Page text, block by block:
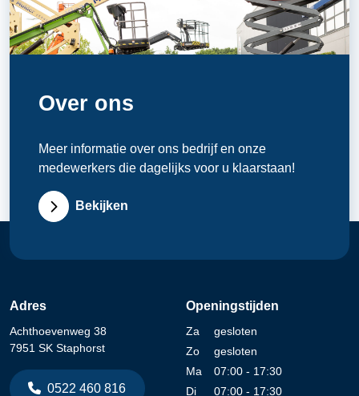
Over ons
Meer informatie over ons bedrijf en onze
medewerkers die dagelijks voor u klaarstaan!
Bekijken
Adres
Achthoevenweg 38
7951 SK Staphorst
0522 460 816
Openingstijden
Za
gesloten
Zo
gesloten
Ma
07:00 - 17:30
Di
07:00 - 17:30